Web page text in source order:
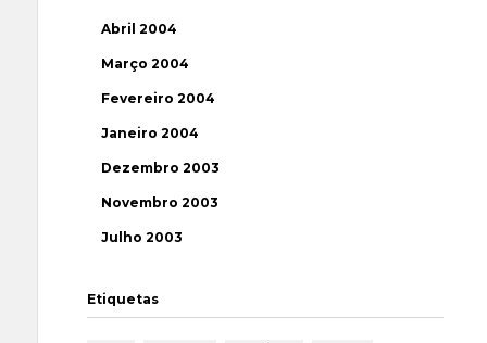
Abril 2004
Março 2004
Fevereiro 2004
Janeiro 2004
Dezembro 2003
Novembro 2003
Julho 2003
Etiquetas